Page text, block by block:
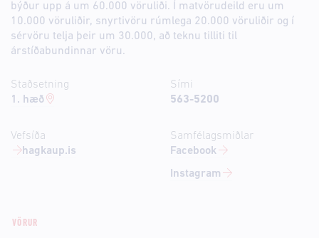
býður upp á um 60.000 vöruliði. Í matvörudeild eru um
10.000 vöruliðir, snyrtivöru rúmlega 20.000 vöruliðir og í
sérvöru telja þeir um 30.000, að teknu tilliti til
árstíðabundinnar vöru.
Staðsetning
1. hæð
Vefsíða
hagkaup.is
Sími
563-5200
Samfélagsmiðlar
Facebook
Instagram
VÖRUR